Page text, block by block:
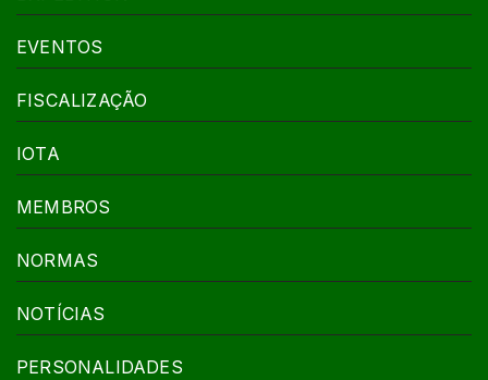
EVENTOS
FISCALIZAÇÃO
IOTA
MEMBROS
NORMAS
NOTÍCIAS
PERSONALIDADES